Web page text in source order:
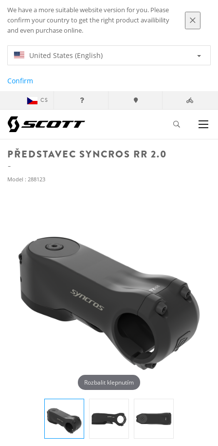
We have a more suitable website version for you. Please
confirm your country to get the right product availibility
and even purchase online.
United States (English)
Confirm
CS
PŘEDSTAVEC SYNCROS RR 2.0
Model : 288123
Rozbalit klepnutím